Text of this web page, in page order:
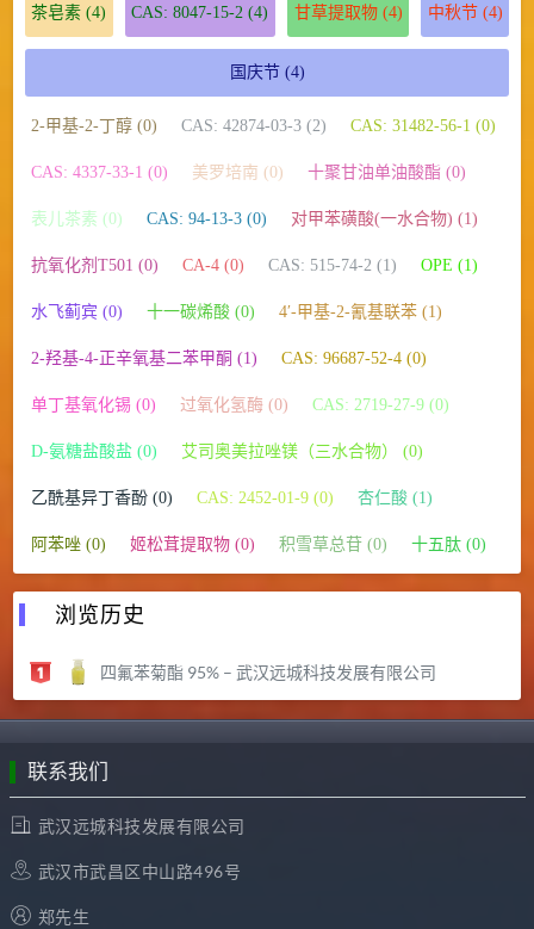
茶皂素 (4) CAS: 8047-15-2 (4) 甘草提取物(4) 中秋节(4)
国庆节(4)
2-甲基-2-丁醇 (0) CAS: 42874-03-3 (2) CAS: 31482-56-1 (0)
CAS: 4337-33-1 (0) 美罗培南 (0) 十聚甘油单油酸酯 (0)
表儿茶素 (0) CAS: 94-13-3 (0) 对甲苯磺酸(一水合物) (1)
抗氧化剂T501 (0) CA-4 (0) CAS: 515-74-2 (1) OPE (1)
水飞蓟宾 (0) 十一碳烯酸 (0) 4′-甲基-2-氰基联苯 (1)
2-羟基-4-正辛氧基二苯甲酮 (1) CAS: 96687-52-4 (0)
单丁基氧化锡 (0) 过氧化氢酶 (0) CAS: 2719-27-9 (0)
D-氨糖盐酸盐 (0) 艾司奥美拉唑镁（三水合物） (0)
乙酰基异丁香酚 (0) CAS: 2452-01-9 (0) 杏仁酸 (1)
阿苯唑 (0) 姬松茸提取物 (0) 积雪草总苷 (0) 十五肽 (0)
浏览历史
四氟苯菊酯 95% – 武汉远城科技发展有限公司
联系我们
武汉远城科技发展有限公司
武汉市武昌区中山路496号
郑先生